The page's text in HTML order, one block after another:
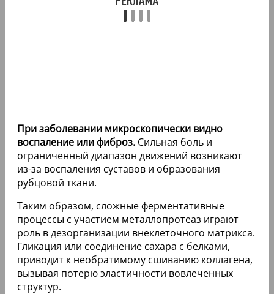
При заболевании микроскопически видно
воспаление или фиброз. Сильная боль и
ограниченный диапазон движений возникают
из-за воспаления суставов и образования
рубцовой ткани.
Таким образом, сложные ферментативные
процессы с участием металлопротеаз играют
роль в дезорганизации внеклеточного матрикса.
Гликация или соединение сахара с белками,
приводит к необратимому сшиванию коллагена,
вызывая потерю эластичности вовлеченных
структур.